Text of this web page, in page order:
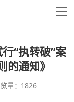
“执转破”案
的通知》
量：1826